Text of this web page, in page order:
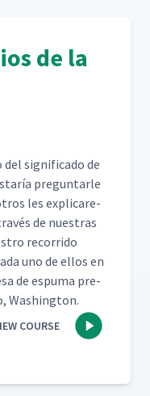
de la
sig­nifi­ca­do de
pre­gun­tar­le
les expli­care­
de nues­tras
recor­ri­do
uno de ellos en
de espuma pre-
Washington.
COURSE